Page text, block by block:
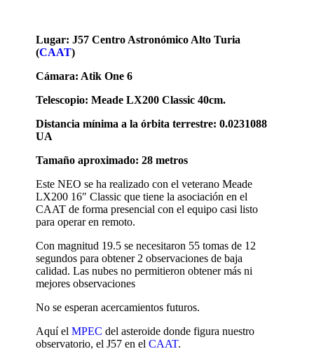
Lugar: J57 Centro Astronómico Alto Turia
(CAAT)
Cámara: Atik One 6
Telescopio: Meade LX200 Classic 40cm.
Distancia mínima a la órbita terrestre: 0.0231088
UA
Tamaño aproximado: 28 metros
Este NEO se ha realizado con el veterano Meade
LX200 16″ Classic que tiene la asociación en el
CAAT de forma presencial con el equipo casi listo
para operar en remoto.
Con magnitud 19.5 se necesitaron 55 tomas de 12
segundos para obtener 2 observaciones de baja
calidad. Las nubes no permitieron obtener más ni
mejores observaciones
No se esperan acercamientos futuros.
Aquí el MPEC del asteroide donde figura nuestro
observatorio, el J57 en el CAAT.